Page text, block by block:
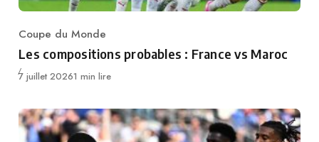
Category
Coupe du Monde
Les compositions probables : France vs Maroc
Publié
7 juillet 20261 min lire